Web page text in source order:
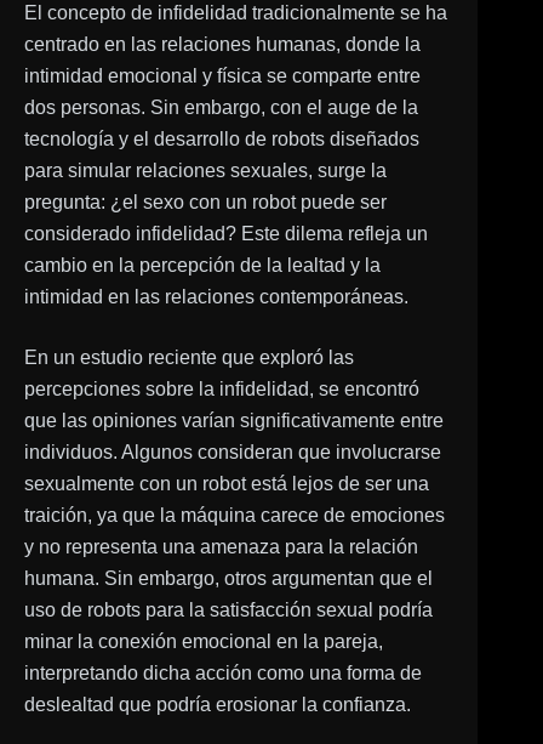
El concepto de infidelidad tradicionalmente se ha
centrado en las relaciones humanas, donde la
intimidad emocional y física se comparte entre
dos personas. Sin embargo, con el auge de la
tecnología y el desarrollo de robots diseñados
para simular relaciones sexuales, surge la
pregunta: ¿el sexo con un robot puede ser
considerado infidelidad? Este dilema refleja un
cambio en la percepción de la lealtad y la
intimidad en las relaciones contemporáneas.
En un estudio reciente que exploró las
percepciones sobre la infidelidad, se encontró
que las opiniones varían significativamente entre
individuos. Algunos consideran que involucrarse
sexualmente con un robot está lejos de ser una
traición, ya que la máquina carece de emociones
y no representa una amenaza para la relación
humana. Sin embargo, otros argumentan que el
uso de robots para la satisfacción sexual podría
minar la conexión emocional en la pareja,
interpretando dicha acción como una forma de
deslealtad que podría erosionar la confianza.